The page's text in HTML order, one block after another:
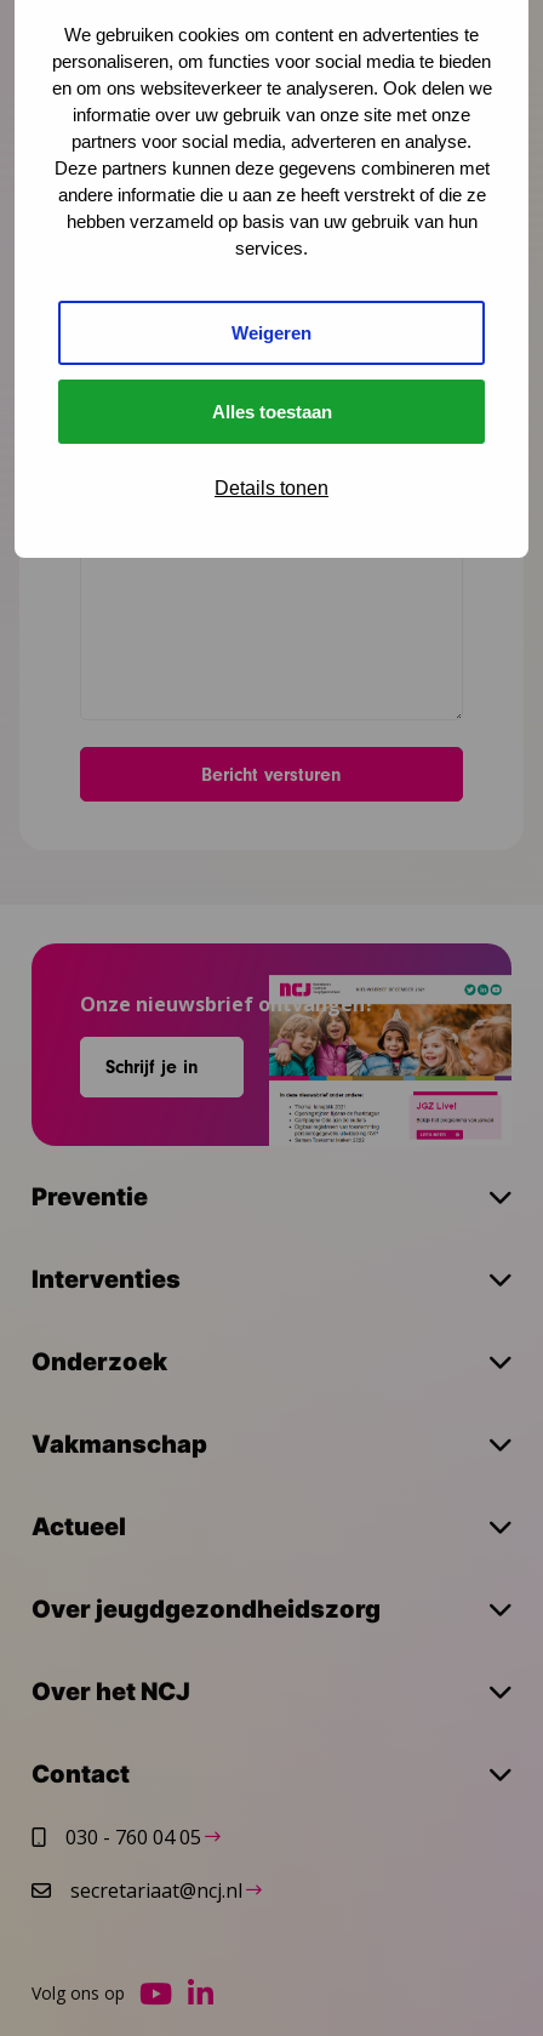
We gebruiken cookies om content en advertenties te
personaliseren, om functies voor social media te bieden
en om ons websiteverkeer te analyseren. Ook delen we
informatie over uw gebruik van onze site met onze
partners voor social media, adverteren en analyse.
Deze partners kunnen deze gegevens combineren met
andere informatie die u aan ze heeft verstrekt of die ze
hebben verzameld op basis van uw gebruik van hun
services.
Weigeren
Alles toestaan
Details tonen
"*" geeft vereiste velden aan
Naam
Onze nieuwsbrief ontvangen?
Schrijf je in
Preventie
Interventies
Onderzoek
Vakmanschap
Actueel
Over jeugdgezondheidszorg
Over het NCJ
Contact
030 - 760 04 05
secretariaat@ncj.nl
Volg ons op
Ga
Ga